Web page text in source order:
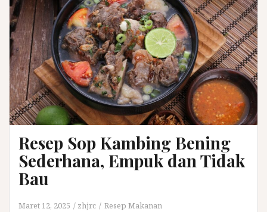
Resep Sop Kambing Bening
Sederhana, Empuk dan Tidak
Bau
Maret 12, 2025 zhjrc Resep Makanan